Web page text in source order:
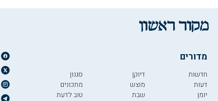
מדורים
חדשות
דעות
יומן
דיוקן
מוצש
שבת
סגנון
מתכונים
טוב לדעת